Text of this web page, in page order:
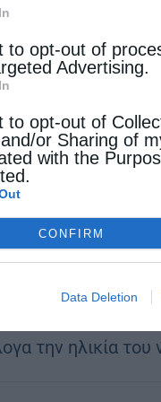
to opt-out of
Advertising.
to opt-out of
or Sharing of
with the
CONFIRM
Data Deletion
Όπως
η νέα
από
χρήση του
την ηλικία